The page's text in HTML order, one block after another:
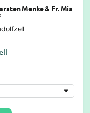
Menke & Fr. Mia